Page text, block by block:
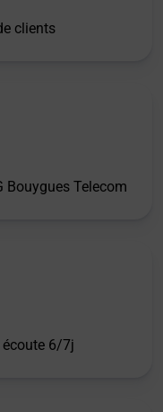
clients
Bouygues Telecom
écoute 6/7j